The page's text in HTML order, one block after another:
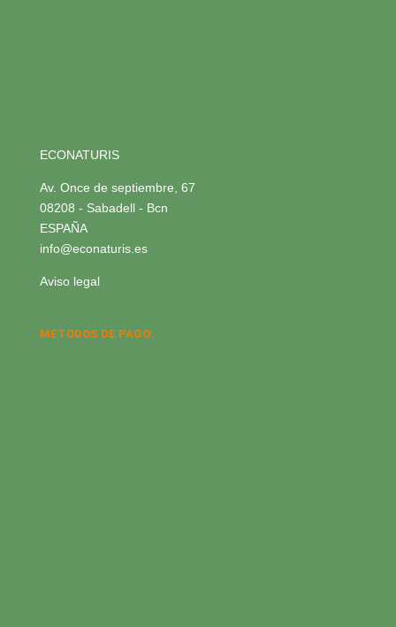
ECONATURIS
Av. Once de septiembre, 67
08208 - Sabadell - Bcn
ESPAÑA
info@econaturis.es
Aviso legal
MÉTODOS DE PAGO: